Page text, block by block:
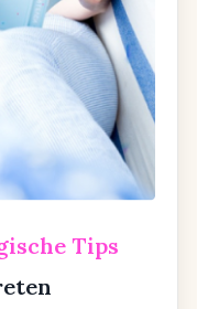
Tips